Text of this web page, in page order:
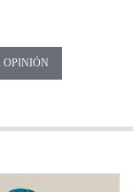
OPINIÓN